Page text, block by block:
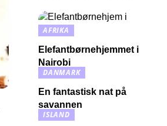
AFRIKA
Elefantbørnehjemmet i
Nairobi
DANMARK
En fantastisk nat på
savannen
ISLAND